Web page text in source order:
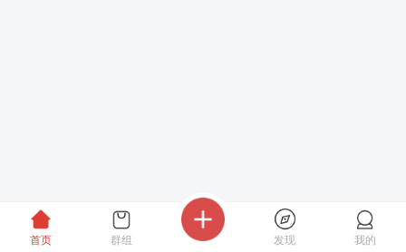
首页 群组 发现 我的